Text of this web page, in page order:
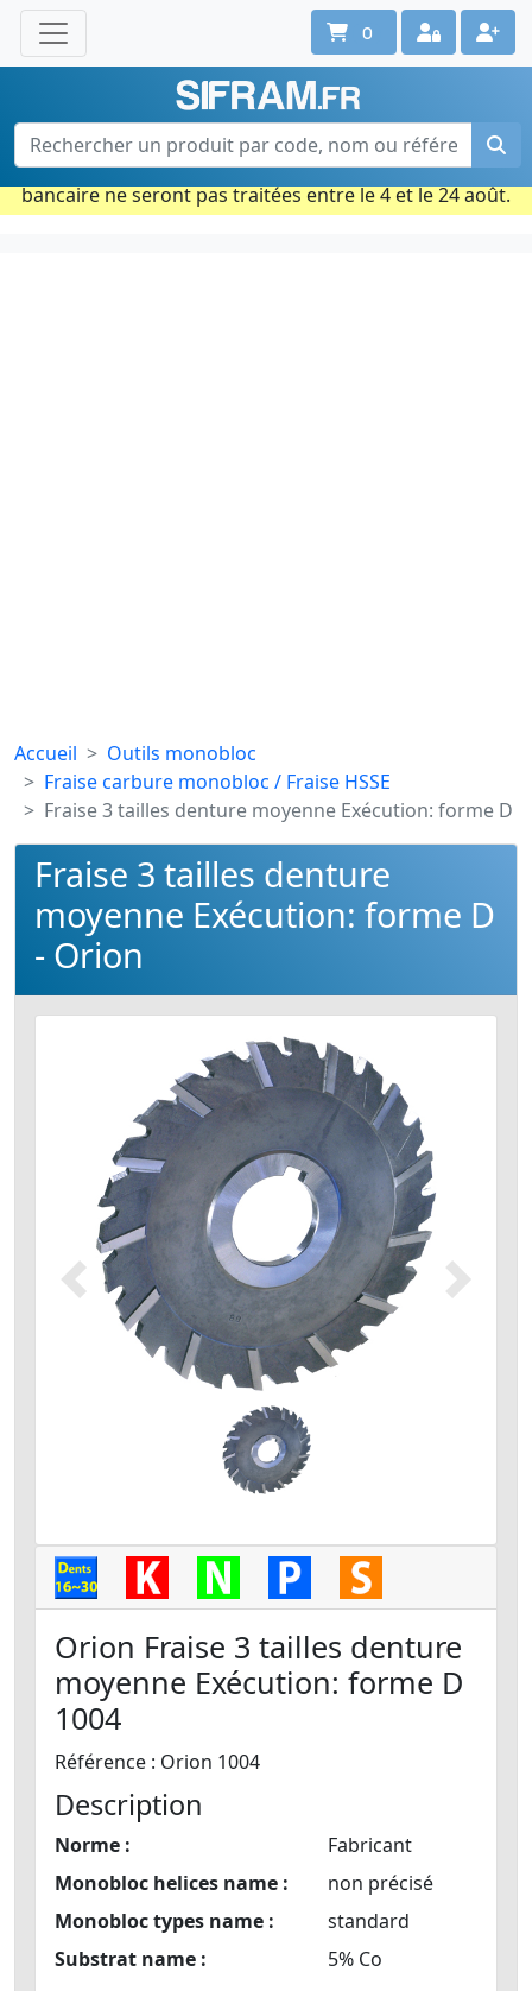
Une question ? Un conseil ?
Contactez-nous au 02 40 92 17 71
Ouvert du lun. au vend. de 08h à 18h
Période estivale : Les commandes prises par carte
bancaire ne seront pas traitées entre le 4 et le 24 août.
0
Accueil
Outils monobloc
Fraise carbure monobloc / Fraise HSSE
Fraise 3 tailles denture moyenne Exécution: forme D
Fraise 3 tailles denture
moyenne Exécution: forme D
- Orion
Précédent Suivant
Orion Fraise 3 tailles denture
moyenne Exécution: forme D
1004
Référence : Orion 1004
Description
Norme :
Fabricant
Monobloc helices name :
non précisé
Monobloc types name :
standard
Substrat name :
5% Co